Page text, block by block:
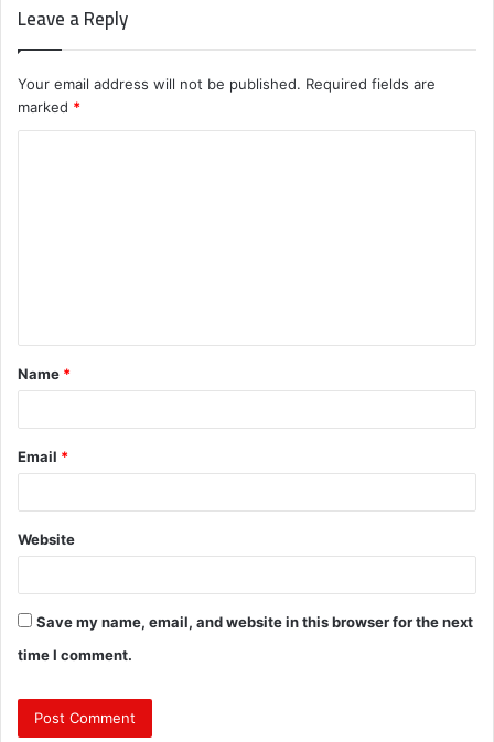
Leave a Reply
Your email address will not be published. Required fields are
marked *
t
*
Name *
Email *
Website
Save my name, email, and website in this browser for the next
time I comment.